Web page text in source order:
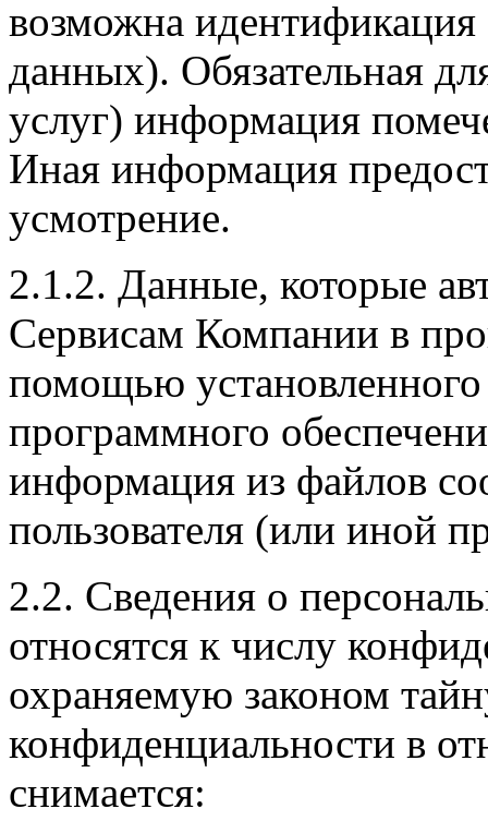
возможна идентификация
данных). Обязательная
услуг) информация
Иная информация
усмотрение.
2.1.2. Данные, которые
Сервисам Компании в
помощью установленного
программного
информация из файлов
пользователя (или иной
2.2. Сведения о
относятся к числу
охраняемую законом
конфиденциальности в
снимается: